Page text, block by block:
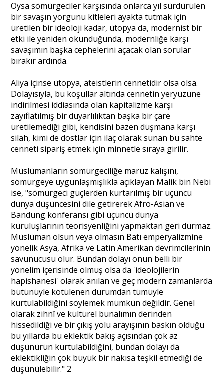
Oysa sömürgeciler karşısında onlarca yıl sürdürülen
bir savaşın yorgunu kitleleri ayakta tutmak için
üretilen bir ideoloji kadar, ütopya da, modernist bir
etki ile yeniden okunduğunda, modernliğe karşı
savaşımın başka cephelerini açacak olan sorular
bırakır ardında.
Aliya içinse ütopya, ateistlerin cennetidir olsa olsa.
Dolayısıyla, bu koşullar altında cennetin yeryüzüne
indirilmesi iddiasında olan kapitalizme karşı
zayıflatılmış bir duyarlılıktan başka bir çare
üretilemediği gibi, kendisini bazen düşmana karşı
silah, kimi de dostlar için ilaç olarak sunan bu sahte
cenneti sipariş etmek için minnetle sıraya girilir.
Müslümanların sömürgeciliğe maruz kalışını,
sömürgeye uygunlaşmışlıkla açıklayan Malik bin Nebi
ise, "sömürgeci güçlerden kurtarılmış bir üçüncü
dünya düşüncesini dile getirerek Afro-Asian ve
Bandung konferansı gibi üçüncü dünya
kuruluşlarının teorisyenliğini yapmaktan geri durmaz.
Müslüman olsun veya olmasın Batı emperyalizmine
yönelik Asya, Afrika ve Latin Amerikan devrimcilerinin
savunucusu olur. Bundan dolayı onun belli bir
yönelim içerisinde olmuş olsa da 'ideolojilerin
hapishanesi' olarak anılan ve geç modern zamanlarda
bütünüyle kötülenen durumdan tümüyle
kurtulabildiğini söylemek mümkün değildir. Genel
olarak zihnî ve kültürel bunalımın derinden
hissedildiği ve bir çıkış yolu arayışının baskın olduğu
bu yıllarda bu eklektik bakış açısından çok az
düşünürün kurtulabildiğini, bundan dolayı da
eklektikliğin çok büyük bir nakısa teşkil etmediği de
düşünülebilir." 2